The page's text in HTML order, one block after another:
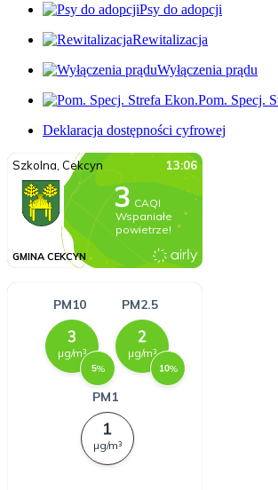
Psy do adopcji
Rewitalizacja
Wyłączenia prądu
Pom. Specj.
Deklaracja dostępności cyfrowej